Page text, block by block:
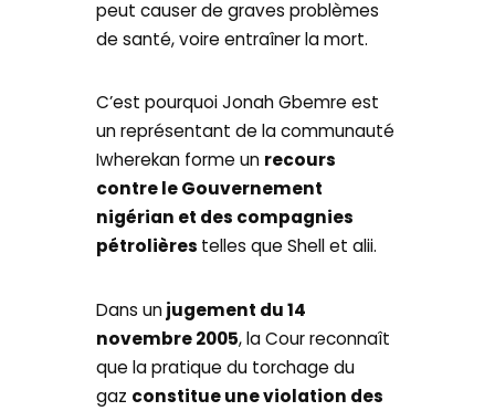
peut causer de graves problèmes
de santé, voire entraîner la mort.
C’est pourquoi Jonah Gbemre est
un représentant de la communauté
Iwherekan forme un recours
contre le Gouvernement
nigérian et des compagnies
pétrolières telles que Shell et alii.
Dans unjugement du 14
novembre 2005, la Cour reconnaît
que la pratique du torchage du
gaz constitue une violation des